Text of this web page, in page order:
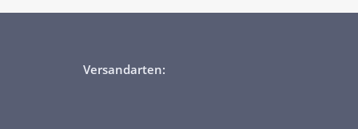
Versandarten: